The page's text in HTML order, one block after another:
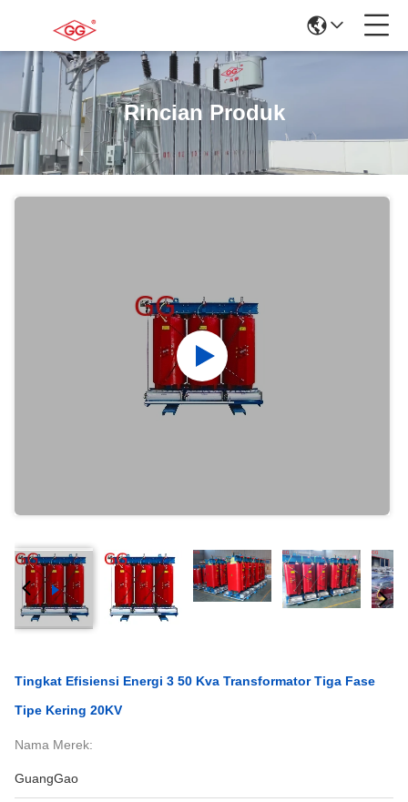
Rincian Produk
Tingkat Efisiensi Energi 3 50 Kva Transformator Tiga Fase
Tipe Kering 20KV
Nama Merek:
GuangGao